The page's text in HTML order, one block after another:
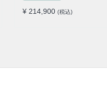
¥ 214,900 (税込)